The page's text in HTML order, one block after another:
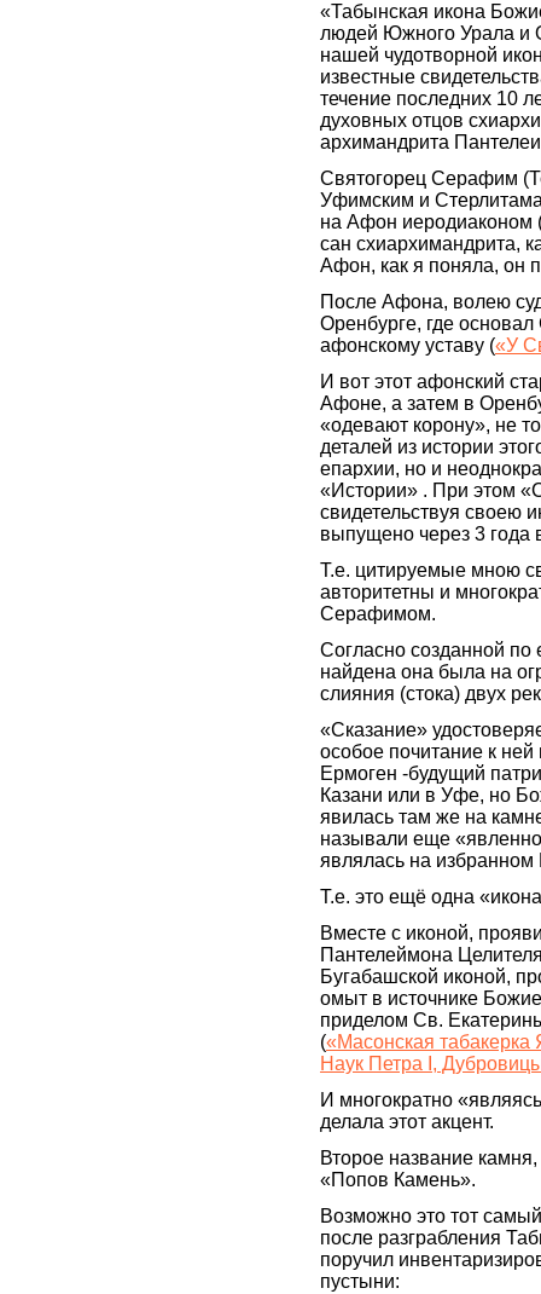
«Табынская икона
людей Южного Урала и
нашей чудотворной
известные
течение последних 10
духовных отцов
архимандрита
Святогорец Серафим
Уфимским и
на Афон иеродиаконом
сан схиархимандрита,
Афон, как я поняла, он
После Афона, волею
Оренбурге, где
афонскому уставу («У
И вот этот афонский
Афоне, а затем в
«одевают корону», не
деталей из истории
епархии, но и
«Истории» . При этом
свидетельствуя своею
выпущено через 3 года
Т.е. цитируемые мною
авторитетны и
Серафимом.
Согласно созданной по
найдена она была на
слияния (стока) двух
«Сказание»
особое почитание к
Ермоген -будущий
Казани или в Уфе, но
явилась там же на
называли еще
являлась на
Т.е. это ещё одна
Вместе с иконой,
Пантелеймона
Бугабашской иконой,
омыт в источнике
приделом Св.
(«Масонская
Наук Петра I,
И многократно
делала этот акцент.
Второе название
«Попов Камень».
Возможно это тот
после разграбления
поручил
пустыни: